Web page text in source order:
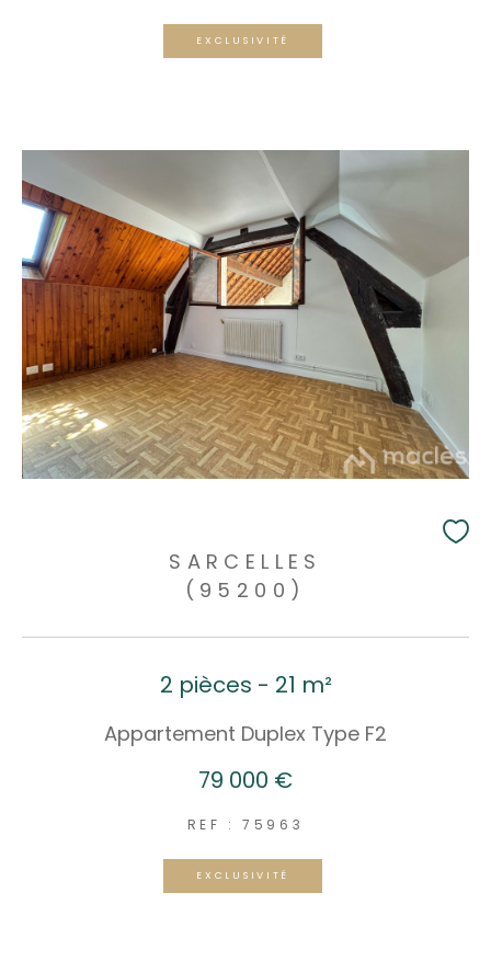
EXCLUSIVITÉ
SARCELLES
(95200)
2 pièces - 21 m²
Appartement Duplex Type F2
79 000 €
REF : 75963
EXCLUSIVITÉ